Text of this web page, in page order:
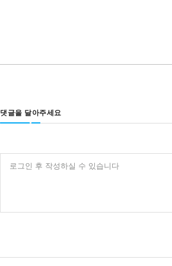
댓글을 달아주세요
로그인 후 작성하실 수 있습니다